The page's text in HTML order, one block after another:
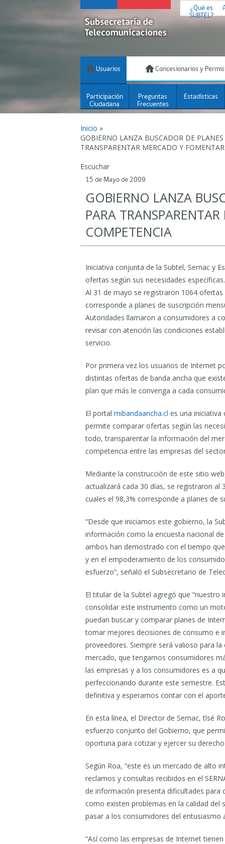
¿Qué es
SUBTEL?
Usuarios Concesionarios y
Participación
Ciudadana
Preguntas
Frecuentes
Estadísticas
Inicio »
GOBIERNO LANZA BUSCADOR DE
TRANSPARENTAR MERCADO Y
Escuchar
15 de Mayo de 2009
GOBIERNO LANZA
PARA
COMPETENCIA
Iniciativa conjunta de la Subtel, Sernac y
ofertas según sus necesidades específicas.
Al 31 de mayo se registraron 1064
corresponde a planes de suscripción
Autoridades llamaron a consumidores a
revisar con atención las condiciones
servicio.
Por primera vez los usuarios de Internet
distintas ofertas de banda ancha que
plan que más le convenga a cada
El portal mibandaancha.cl es una iniciativa
permite comparar ofertas según las
todo, transparentar la información del
competencia entre las empresas del
Mediante la construcción de este sitio
actualizará cada 30 días, se registraron
cuales el 98,3% corresponde a planes de
“Desde que iniciamos este gobierno, la
información como la encuesta nacional
ambos han demostrado con el tiempo
y en el empoderamiento de los
esfuerzo”, señaló el Subsecretario de
El titular de la Subtel agregó que
consolidar este instrumento como un
puedan buscar y comparar planes de
tomar mejores decisiones de consumo e
proveedores. Siempre será valioso para
mercado, que tengamos consumidores
las empresas y a los consumidores es a
perfeccionando durante este semestre.
definitiva y esperamos contar con el
En esta línea, el Director de Sernac, tlsé
esfuerzo conjunto del Gobierno, que
oportuna para cotizar y ejercer su
Según Roa, “este es un mercado de alto
reclamos y consultas recibidos en el
de información presenta dificultades para
como existen problemas en la calidad del
pasar a los consumidores del entusiasmo
“Así como las empresas de Internet